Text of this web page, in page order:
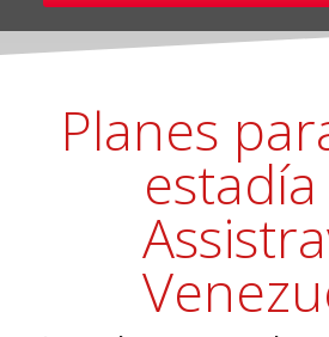
Planes